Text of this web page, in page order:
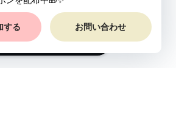
ショップに質問する